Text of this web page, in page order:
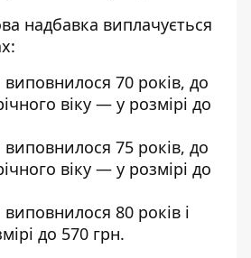
надбавка виплачується
70 років, до
віку — у розмірі до
75 років, до
віку — у розмірі до
80 років і
до 570 грн.